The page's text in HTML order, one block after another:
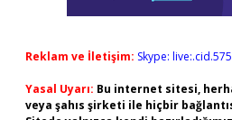
Reklam ve İletişim: Skype:
Yasal Uyarı: Bu internet sitesi,
veya şahıs şirketi ile hiçbir